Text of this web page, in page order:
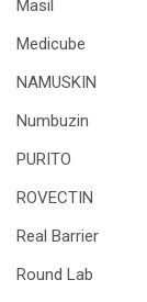
Masil
Medicube
NAMUSKIN
Numbuzin
PURITO
ROVECTIN
Real Barrier
Round Lab